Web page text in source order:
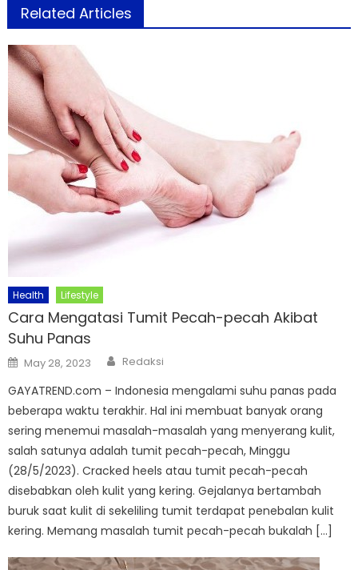
Related Articles
Health Lifestyle
Cara Mengatasi Tumit Pecah-pecah Akibat
Suhu Panas
Posted
on
May 28, 2023 Author
Redaksi
GAYATREND.com – Indonesia mengalami suhu panas pada
beberapa waktu terakhir. Hal ini membuat banyak orang
sering menemui masalah-masalah yang menyerang kulit,
salah satunya adalah tumit pecah-pecah, Minggu
(28/5/2023). Cracked heels atau tumit pecah-pecah
disebabkan oleh kulit yang kering. Gejalanya bertambah
buruk saat kulit di sekeliling tumit terdapat penebalan kulit
kering. Memang masalah tumit pecah-pecah bukalah […]